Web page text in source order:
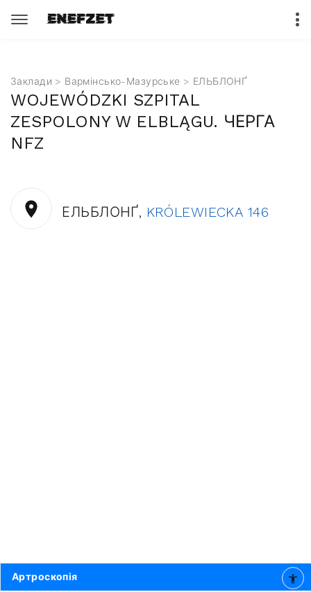
Заклади > Вармінсько-Мазурське > ЕЛЬБЛОНҐ
WOJEWÓDZKI SZPITAL
ZESPOLONY W ELBLĄGU. ЧЕРГА
NFZ
ЕЛЬБЛОНҐ, KRÓLEWIECKA 146
Артроскопія